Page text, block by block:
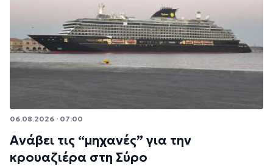
06.08.2026 · 07:00
Ανάβει τις “μηχανές” για την
κρουαζιέρα στη Σύρο